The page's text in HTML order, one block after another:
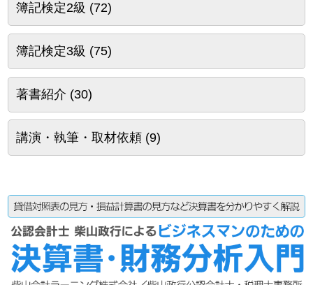
簿記検定2級 (72)
簿記検定3級 (75)
著書紹介 (30)
講演・執筆・取材依頼(9)